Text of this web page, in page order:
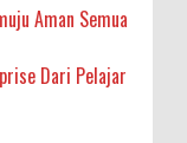
Aman Semua
Dari Pelajar